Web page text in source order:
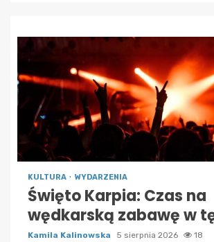
KULTURA WYDARZENIA
Święto Karpia: Czas na
wędkarską zabawę w
Kamila Kalinowska 5 sierpnia 2026 18